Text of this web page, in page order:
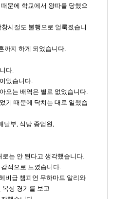
문에 학교에서 왕따를 당했으
시절도 불행으로 얼룩졌습니
까지 하게 되었습니다.
다.
었습니다.
오는 배역은 별로 없었습니다.
기 때문에 닥치는 대로 일했습
달부, 식당 종업원,
는 안 된다고 생각했습니다.
적으로 느꼈습니다.
비급 챔피언 무하마드 알리와
복싱 경기를 보고